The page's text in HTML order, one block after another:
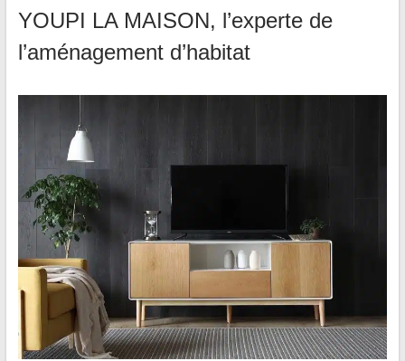
YOUPI LA MAISON, l’experte de
l’aménagement d’habitat